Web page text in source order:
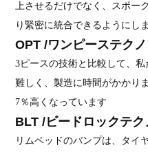
上させるだけでなく、スポー
り緊密に統合できるようにし
OPT /ワンピーステク
3ピースの技術と比較して、
難しく、製造に時間がかかり
7％高くなっています
BLT /ビードロックテク
リムベッドのバンプは、タイ